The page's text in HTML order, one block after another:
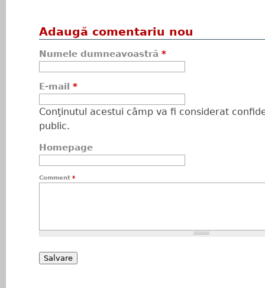
Adaugă comentariu nou
Numele dumneavoastră *
E-mail *
Conţinutul acestui câmp va fi considerat
public.
Homepage
Comment *